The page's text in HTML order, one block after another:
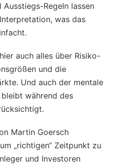
Regeln lassen
was das
auch alles über Risiko-
und die
Und auch der mentale
während des
Martin Goersch
„richtigen“ Zeitpunkt zu
und Investoren